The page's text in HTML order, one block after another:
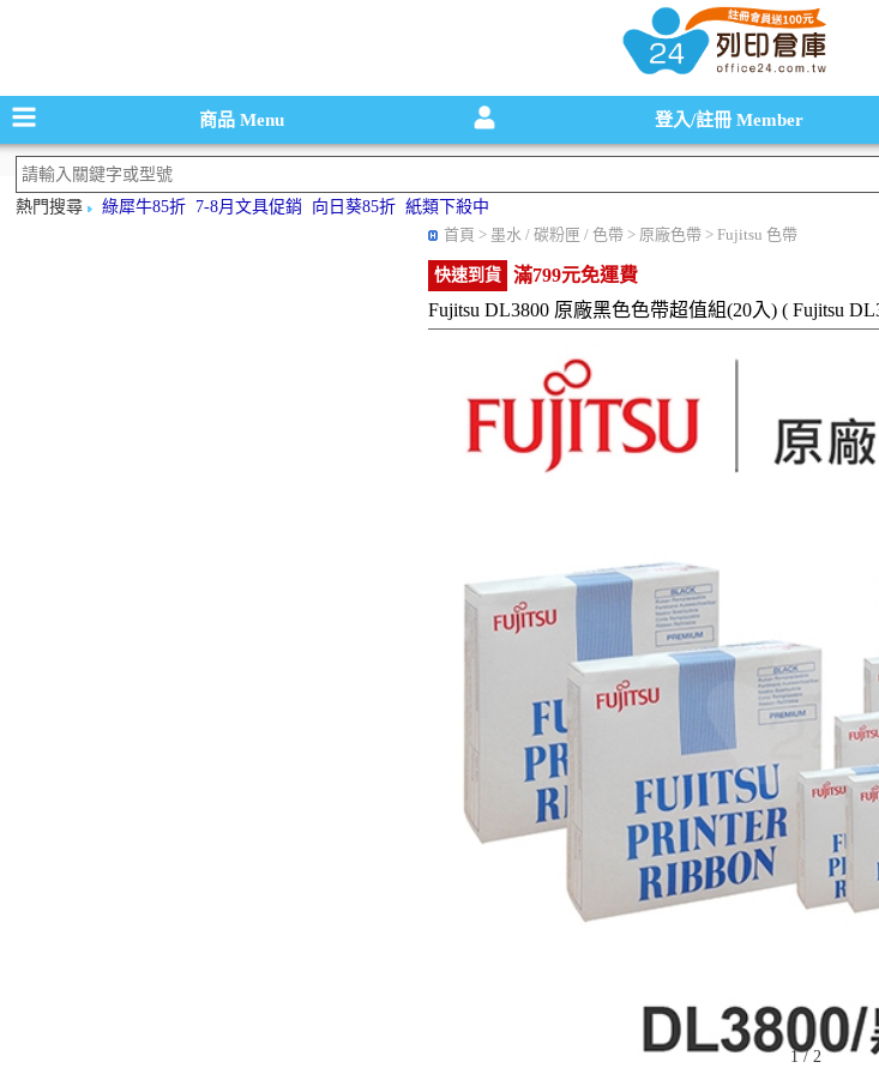
碳粉匣，墨水匣,原廠碳粉匣，副廠碳粉匣，環保碳粉匣,連續供
商品Menu 登入/註冊 Member
熱門搜尋 綠犀牛85折 7-8月文具促銷 向日葵85折 紙類下殺中
首頁 > 墨水 / 碳粉匣 / 色帶 > 原廠色帶 > Fujitsu 色帶
快速到貨
滿799元免運費
Fujitsu DL3800 原廠黑色色帶超值組(20入) ( Fujitsu
1/ 2